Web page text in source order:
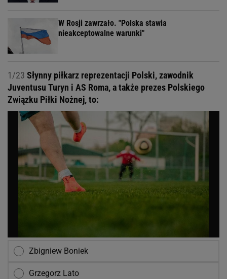
W Rosji zawrzało. "Polska stawia
nieakceptowalne warunki"
1/23 Słynny piłkarz reprezentacji Polski, zawodnik
Juventusu Turyn i AS Roma, a także prezes Polskiego
Związku Piłki Nożnej, to:
Zbigniew Boniek
Grzegorz Lato